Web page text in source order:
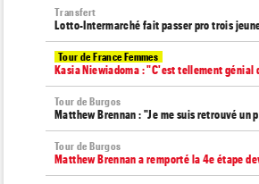
Transfert
Lotto-Intermarché fait passer pro trois
Tour de France Femmes
Kasia Niewiadoma : "C'est tellement
Tour de Burgos
Matthew Brennan : "Je me suis retrouvé un
Tour de Burgos
Matthew Brennan a remporté la 4e étape